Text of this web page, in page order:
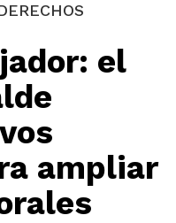
el
ampliar